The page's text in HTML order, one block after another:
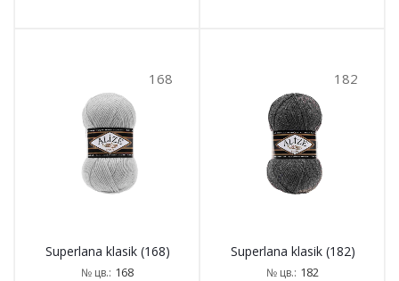
168
Superlana klasik (168)
№ цв.: 168
182
Superlana klasik (182)
№ цв.: 182